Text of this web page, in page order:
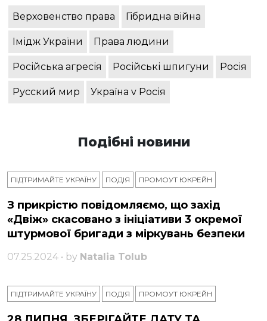
Верховенство права Гібридна війна
Імідж України Права людини
Російська агресія Російські шпигуни Росія
Русский мир Україна v Росія
Подібні новини
ПІДТРИМАЙТЕ УКРАЇНУ ПОДІЯ ПРОМОУТ ЮКРЕЙН
З прикрістю повідомляємо, що захід
«Двіж» скасовано з ініціативи 3 окремої
штурмової бригади з міркувань безпеки
07.25.2024 • by Natalia Tolub
ПІДТРИМАЙТЕ УКРАЇНУ ПОДІЯ ПРОМОУТ ЮКРЕЙН